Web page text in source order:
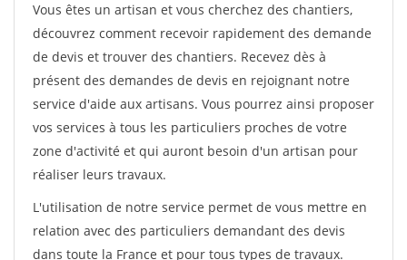
Vous êtes un artisan et vous cherchez des chantiers,
découvrez comment recevoir rapidement des demande
de devis et trouver des chantiers. Recevez dès à
présent des demandes de devis en rejoignant notre
service d'aide aux artisans. Vous pourrez ainsi proposer
vos services à tous les particuliers proches de votre
zone d'activité et qui auront besoin d'un artisan pour
réaliser leurs travaux.
L'utilisation de notre service permet de vous mettre en
relation avec des particuliers demandant des devis
dans toute la France et pour tous types de travaux.